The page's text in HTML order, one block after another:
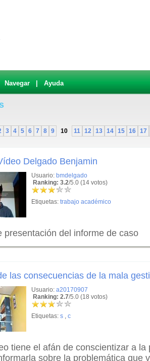
Navegar Ayuda
3 4 5 6 7 8 9 10 11 12 13 14 15 16 17
Delgado Benjamin
Usuario: bmdelgado
Ranking: 3.2/5.0 (14 votos)
Etiquetas: trabajo académico
presentación del informe de caso
las consecuencias de la mala
Usuario: a20170907
Ranking: 2.7/5.0 (18 votos)
Etiquetas: s , c
tiene el afán de conscientizar a la
sobre la problemática que